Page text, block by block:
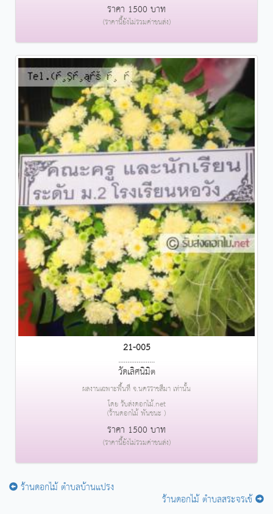
ราคา 1500 บาท
(ราคานี้ยังไม่รวมค่าขนส่ง)
21-005
....................
วัดเลิศนิมิต
ผลงานเฉพาะพื้นที่ จ.นครราชสีมา เท่านั้น
โดย รับส่งดอกไม้.net
(ร้านดอกไม้ พันชนะ )
ราคา 1500 บาท
(ราคานี้ยังไม่รวมค่าขนส่ง)
ร้านดอกไม้ ตำบลบ้านแปรง
ร้านดอกไม้ ตำบลสระจรเข้